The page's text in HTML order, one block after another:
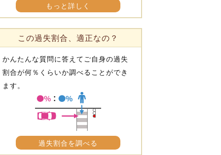
もっと詳しく
この過失割合、適正なの？
かんたんな質問に答えてご自身の過失
割合が何％くらいか調べることができ
ます。
過失割合を調べる